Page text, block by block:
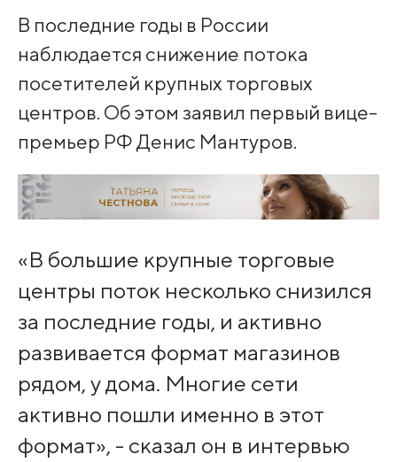
В последние годы в России
наблюдается снижение потока
посетителей крупных торговых
центров. Об этом заявил первый вице-
премьер РФ Денис Мантуров.
«В большие крупные торговые
центры поток несколько снизился
за последние годы, и активно
развивается формат магазинов
рядом, у дома. Многие сети
активно пошли именно в этот
формат», - сказал он в интервью